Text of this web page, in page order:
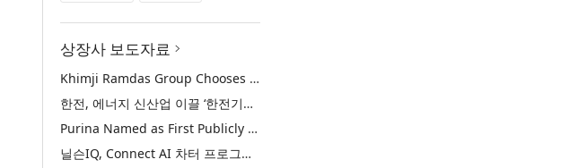
상장사 보도자료
Khimji Ramdas Group Chooses Rimini Street to Reduce SAP Support Costs, Protect 700+ Customizations and Reinvest Savings in Innovation
한전, 에너지 신산업 이끌 ‘한전기술지주’ 공식 출범
Purina Named as First Publicly Announced NIQ ConnectAI Charter Client
닐슨IQ, Connect AI 차터 프로그램 최초 고객사 ‘퓨리나’ 선정